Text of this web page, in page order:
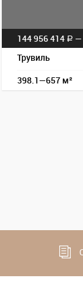
144 956 414 a —
Трувиль
398.1—657 м²